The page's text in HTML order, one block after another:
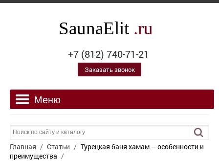
SaunaElit .ru
+7 (812) 740-71-21
Заказать звонок
Главная / Статьи / Турецкая баня хамам – особенности и
преимущества /